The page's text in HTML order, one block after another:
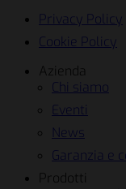
Privacy Policy
Cookie Policy
Azienda
Chi siamo
Eventi
News
Garanzia e
Prodotti